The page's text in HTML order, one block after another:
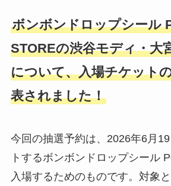
ボンボンドロップシール
STOREの渋谷モディ・大
について、入場チケット
表されました！
今回の抽選予約は、2026年6月
トするボンボンドロップシール
入場するためのものです。対象